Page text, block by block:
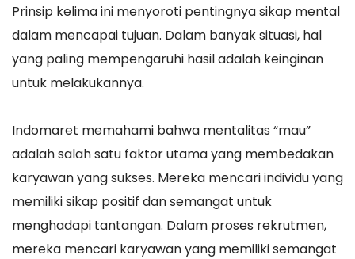
Prinsip kelima ini menyoroti pentingnya sikap mental
dalam mencapai tujuan. Dalam banyak situasi, hal
yang paling mempengaruhi hasil adalah keinginan
untuk melakukannya.
Indomaret memahami bahwa mentalitas “mau”
adalah salah satu faktor utama yang membedakan
karyawan yang sukses. Mereka mencari individu yang
memiliki sikap positif dan semangat untuk
menghadapi tantangan. Dalam proses rekrutmen,
mereka mencari karyawan yang memiliki semangat